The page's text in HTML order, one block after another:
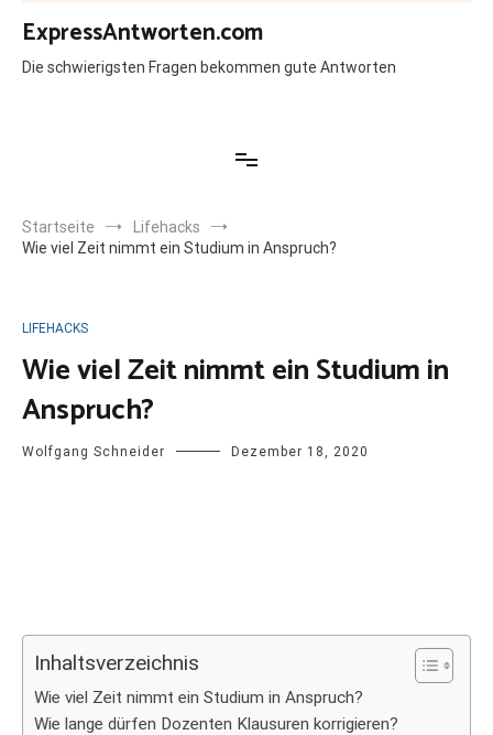
Zum
Inhalt
springen
ExpressAntworten.com
Die schwierigsten Fragen bekommen gute Antworten
Startseite
Lifehacks
Wie viel Zeit nimmt ein Studium in Anspruch?
LIFEHACKS
Wie viel Zeit nimmt ein Studium in
Anspruch?
Wolfgang Schneider Dezember 18, 2020
Inhaltsverzeichnis
Wie viel Zeit nimmt ein Studium in Anspruch?
Wie lange dürfen Dozenten Klausuren korrigieren?